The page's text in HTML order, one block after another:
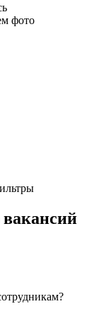
фото